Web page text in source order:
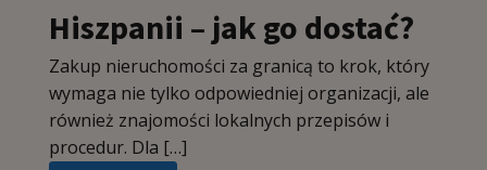
Hiszpanii – jak go dostać?
Zakup nieruchomości za granicą to krok, który
wymaga nie tylko odpowiedniej organizacji, ale
również znajomości lokalnych przepisów i
procedur. Dla […]